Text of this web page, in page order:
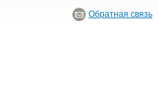
Обратная связь